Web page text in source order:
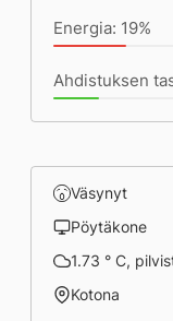
Energia: 19%
Ahdistuksen
Väsynyt
Pöytäkone
1.73 ° C,
Kotona